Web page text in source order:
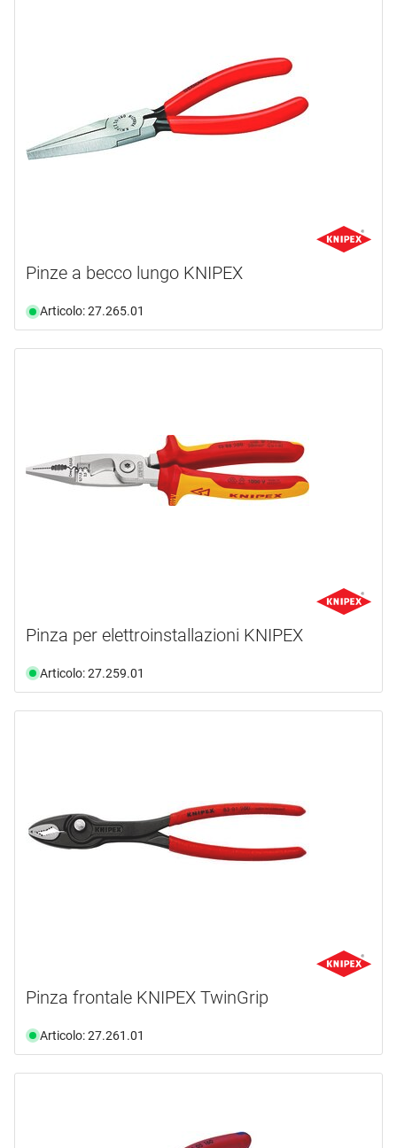
Pinze a becco lungo KNIPEX
Articolo: 27.265.01
Pinza per elettroinstallazioni KNIPEX
Articolo: 27.259.01
Pinza frontale KNIPEX TwinGrip
Articolo: 27.261.01